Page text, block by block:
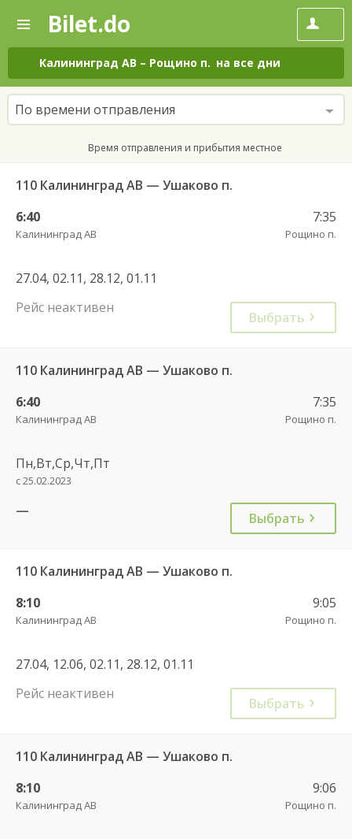
—
Поиск
и
покупка
билетов
на
автобус
онлайн
Bilet.do
Калининград АВ – Рощино п. на все дни
По времени отправления
Время отправления и прибытия местное
110 Калининград АВ — Ушаково п.
6:40
Калининград АВ
7:35
Рощино п.
27.04, 02.11, 28.12, 01.11
Рейс неактивен
Выбрать
110 Калининград АВ — Ушаково п.
6:40
Калининград АВ
7:35
Рощино п.
Пн,Вт,Ср,Чт,Пт
с 25.02.2023
— Выбрать
110 Калининград АВ — Ушаково п.
8:10
Калининград АВ
9:05
Рощино п.
27.04, 12.06, 02.11, 28.12, 01.11
Рейс неактивен
Выбрать
110 Калининград АВ — Ушаково п.
8:10
Калининград АВ
9:06
Рощино п.